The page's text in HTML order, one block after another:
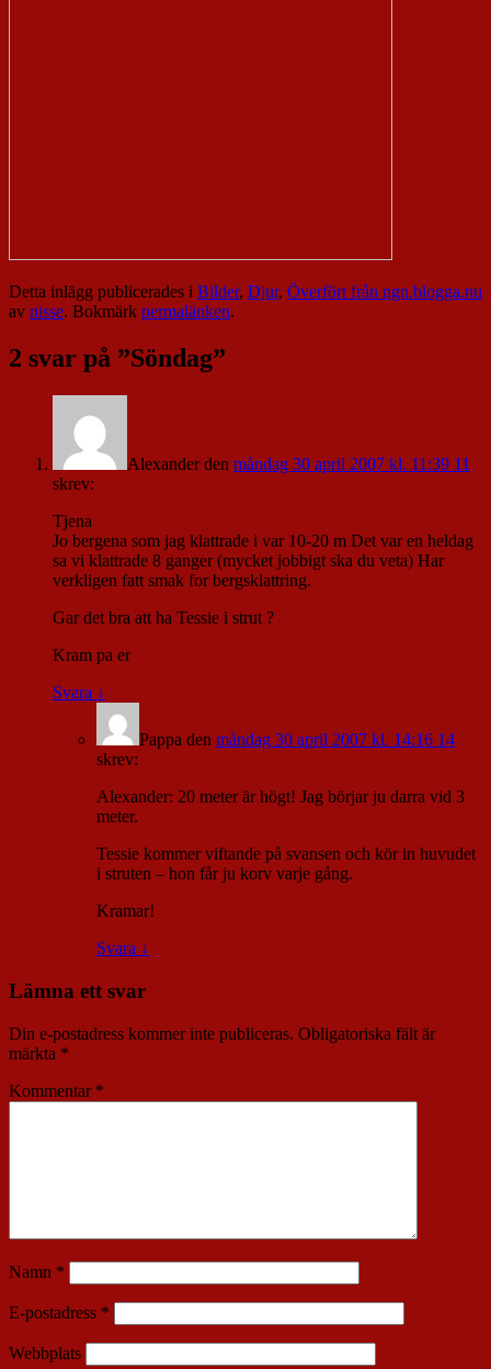
Detta inlägg publicerades i Bilder, Djur, Överfört från ngn.blogga.nu
av nisse. Bokmärk permalänken.
2 svar på ”Söndag”
Alexanderden måndag 30 april 2007 kl. 11:39 11
skrev:
Tjena
Jo bergena som jag klattrade i var 10-20 m Det var en heldag
sa vi klattrade 8 ganger (mycket jobbigt ska du veta) Har
verkligen fatt smak for bergsklattring.
Gar det bra att ha Tessie i strut ?
Kram pa er
Svara ↓
Pappa den måndag 30 april 2007 kl. 14:16 14
skrev:
Alexander: 20 meter är högt! Jag börjar ju darra vid 3
meter.
Tessie kommer viftande på svansen och kör in huvudet
i struten – hon får ju korv varje gång.
Kramar!
Svara ↓
Lämna ett svar
Din e-postadress kommer inte publiceras. Obligatoriska fält är
märkta *
Kommentar *
Namn *
E-postadress *
Webbplats